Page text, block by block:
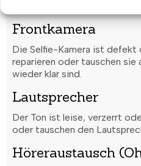
Frontkamera
Die Selfie-Kamera ist defekt
reparieren oder tauschen sie
wieder klar sind.
Lautsprecher
Der Ton ist leise, verzerrt
oder tauschen den
Höreraustausch